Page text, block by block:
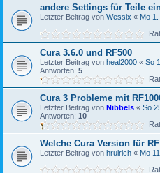
andere Settings für Teile
Letzter Beitrag von Wessix « Mo
Cura 3.6.0 und RF500
Letzter Beitrag von heal2000 « So
Antworten: 5
Cura 3 Probleme mit
Letzter Beitrag von Nibbels « So
Antworten: 10
Welche Cura Version für
Letzter Beitrag von hrulrich « Mo